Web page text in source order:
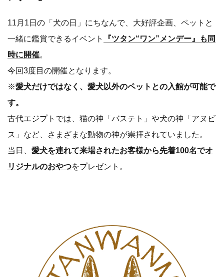
11月1日の「犬の日」にちなんで、大好評企画、ペットと
一緒に鑑賞できるイベント
『ツタン“ワン”メンデー』も同
時に開催。
今回3度目の開催となります。
※愛犬だけではなく、愛犬以外のペットとの入館が可能で
す。
古代エジプトでは、猫の神「バステト」や犬の神「アヌビ
ス」など、さまざまな動物の神が崇拝されていました。
当日、 愛犬を連れて来場されたお客様から先着100名でオ
リジナルのおやつをプレゼント。